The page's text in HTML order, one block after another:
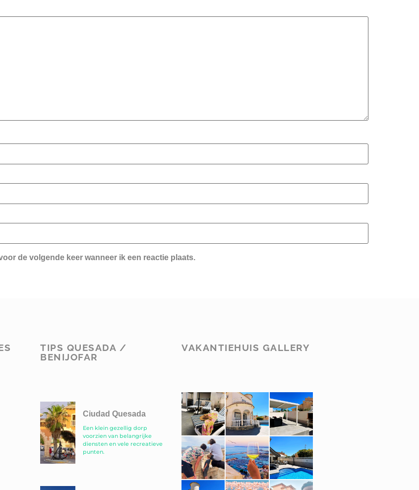
de volgende keer wanneer ik een reactie plaats.
TIPS QUESADA /
BENIJOFAR
Ciudad Quesada
Een klein gezellig dorp
voorzien van belangrijke
diensten en vele recreatieve
punten.
VAKANTIEHUIS GALLERY